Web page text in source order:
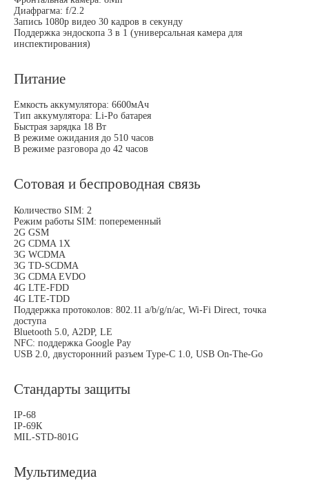
Диафрагма: f/2.2
Запись 1080p видео 30 кадров в секунду
Поддержка эндоскопа 3 в 1 (универсальная камера для
инспектирования)
Питание
Емкость аккумулятора: 6600мАч
Тип аккумулятора: Li-Po батарея
Быстрая зарядка 18 Вт
В режиме ожидания до 510 часов
В режиме разговора до 42 часов
Сотовая и беспроводная связь
Количество SIM: 2
Режим работы SIM: попеременный
2G GSM
2G CDMA 1X
3G WCDMA
3G TD-SCDMA
3G CDMA EVDO
4G LTE-FDD
4G LTE-TDD
Поддержка протоколов: 802.11 a/b/g/n/ac, Wi-Fi Direct, точка
доступа
Bluetooth 5.0, A2DP, LE
NFC: поддержка Google Pay
USB 2.0, двусторонний разъем Type-C 1.0, USB On-The-Go
Стандарты защиты
IP-68
IP-69К
MIL-STD-801G
Мультимедиа